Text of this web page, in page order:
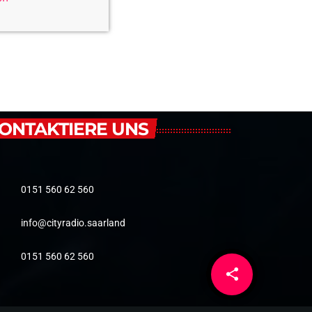
share
email
UNS
0151 560 62 560
info@cityradio.saarland
0151 560 62 560